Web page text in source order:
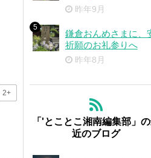
2+
昨年9月
5
鎌倉おんめさまに、
祈願のお礼参りへ
昨年8月
「'とことこ湘南編集部」
近のブログ